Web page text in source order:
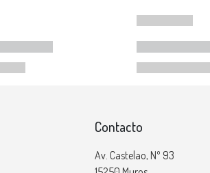
Contacto
Av. Castelao, Nº 93